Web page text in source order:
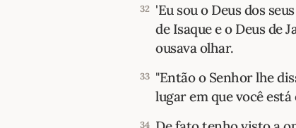
32 'Eu sou o Deus dos
de Isaque e o Deus de
ousava olhar.
33 "Então o Senhor lhe
lugar em que você
34